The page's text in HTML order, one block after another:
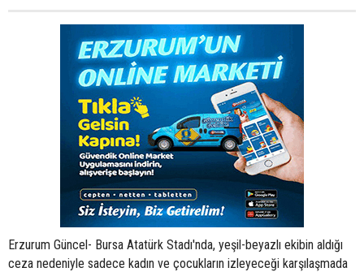
Erzurum Güncel- Bursa Atatürk Stadı'nda, yeşil-beyazlı ekibin aldığı
ceza nedeniyle sadece kadın ve çocukların izleyeceği karşılaşmada